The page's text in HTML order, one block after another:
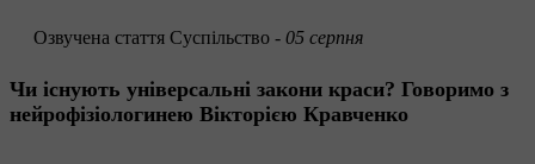
Озвучена стаття Суспільство - 05 серпня
Чи існують універсальні закони краси? Говоримо з
нейрофізіологинею Вікторією Кравченко